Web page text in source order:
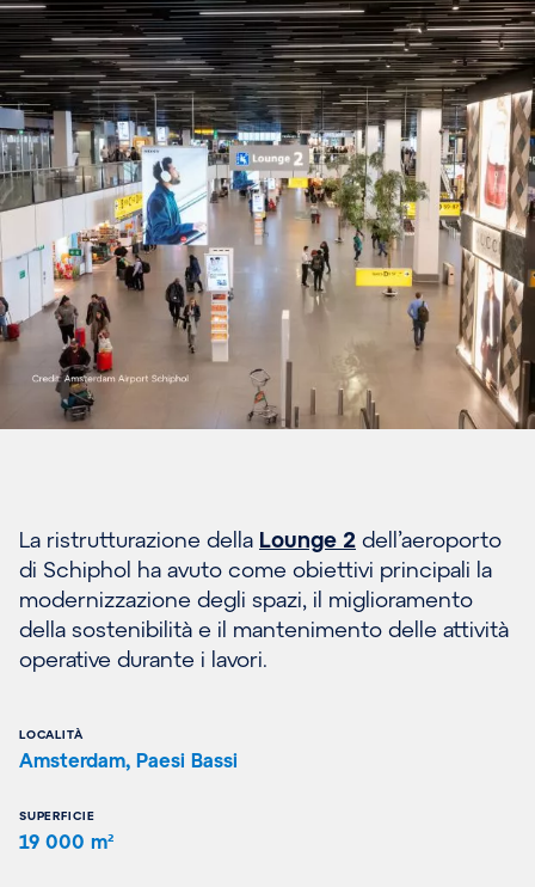
La ristrutturazione della Lounge 2 dell’aeroporto
di Schiphol ha avuto come obiettivi principali la
modernizzazione degli spazi, il miglioramento
della sostenibilità e il mantenimento delle attività
operative durante i lavori.
LOCALITÀ
Amsterdam, Paesi Bassi
SUPERFICIE
19 000 m²